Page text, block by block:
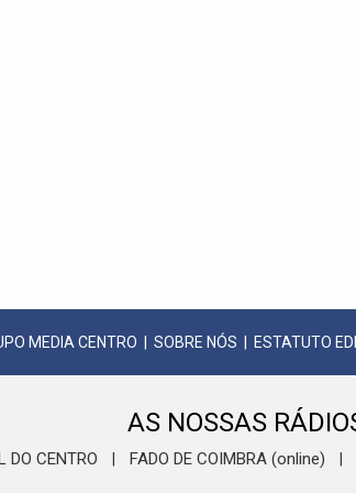
MEDIA CENTRO SOBRE NÓS ESTATUTO
AS NOSSAS
DO CENTRO FADO DE COIMBRA (online)